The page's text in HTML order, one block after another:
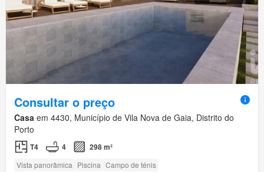
Consultar o preço
Casa em 4430, Município de Vila Nova de Gaia, Distrito do
Porto
T4 4 298 m²
Vista panorâmica Piscina Campo de ténis